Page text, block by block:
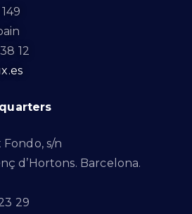
12
s/n
d’Hortons. Barcelona.
29